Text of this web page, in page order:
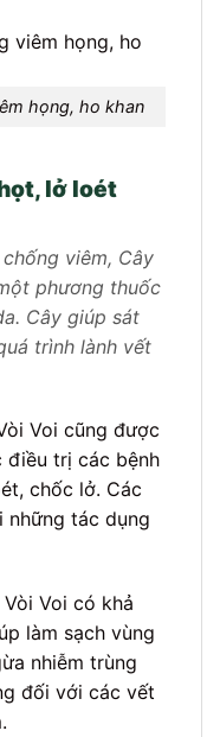
họng, ho khan
lở loét
viêm, Cây
phương thuốc
Cây giúp sát
trình lành vết
Voi cũng được
điều trị các bệnh
chốc lở. Các
những tác dụng
Vòi Voi có khả
làm sạch vùng
nhiễm trùng
đối với các vết